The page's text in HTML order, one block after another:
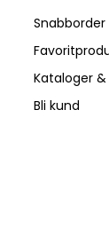
Snabborder
Kataloger
Bli kund